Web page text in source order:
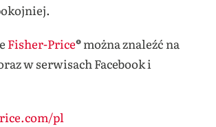
Fisher-Price®można znaleźć na
w serwisach Facebook i
pl